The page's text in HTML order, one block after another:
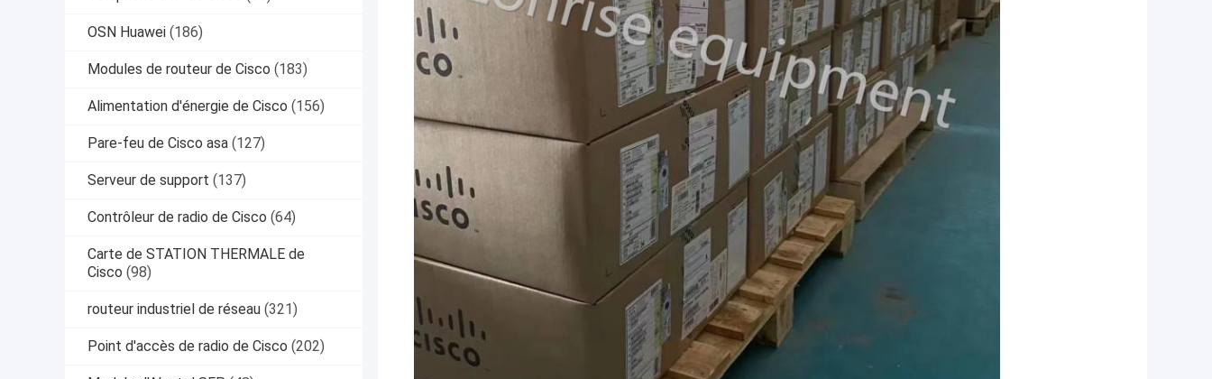
OSN Huawei (186)
Modules de routeur de Cisco (183)
Alimentation d'énergie de Cisco (156)
Pare-feu de Cisco asa (127)
Serveur de support (137)
Contrôleur de radio de Cisco (64)
Carte de STATION THERMALE de
Cisco (98)
routeur industriel de réseau (321)
Point d'accès de radio de Cisco (202)